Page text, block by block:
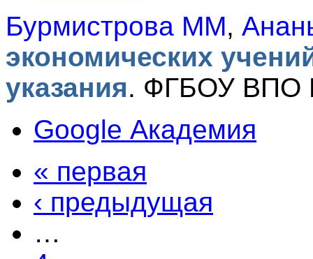
Бурмистрова ММ,
экономических
указания. ФГБОУ ВПО
Google Академия
« первая
‹ предыдущая
…